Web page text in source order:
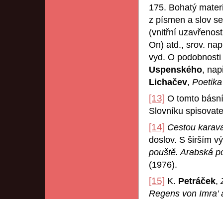
175. Bohatý
z písmen a slov
(vnitřní
On) atd., srov.
vyd. O
Uspenského,
Lichačev,
[13] O tomto
Slovníku
[14] Cestou
doslov. S širším
pouště. Arabská
(1976).
[15] K. Petráček,
Regens von